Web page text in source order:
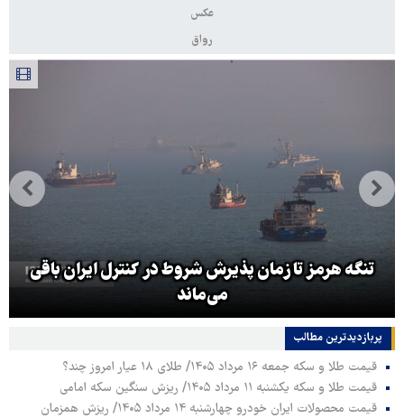
عکس
رواق
تنگه هرمز تا زمان پذیرش شروط در کنترل ایران باقی
می‌ماند
پربازدیدترین‌ مطالب
قیمت طلا و سکه جمعه ۱۶ مرداد ۱۴۰۵/ طلای ۱۸ عیار امروز چند؟
قیمت طلا و سکه یکشنبه ۱۱ مرداد ۱۴۰۵/ ریزش سنگین سکه امامی
قیمت محصولات ایران خودرو چهارشنبه ۱۴ مرداد ۱۴۰۵/ ریزش همزمان